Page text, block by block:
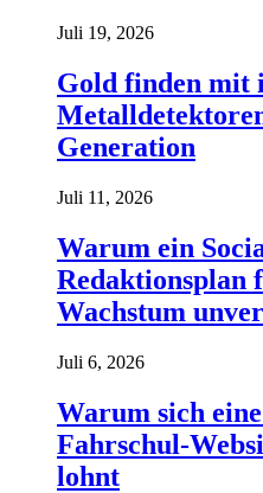
Juli 19, 2026
Gold finden mit
Generation
Juli 11, 2026
Warum ein
Redaktionsplan
Wachstum
Juli 6, 2026
Warum sich
Fahrschul-
lohnt